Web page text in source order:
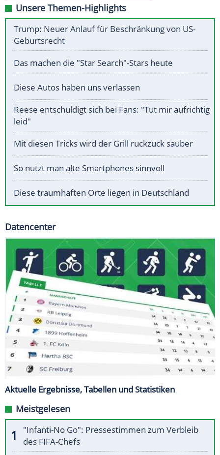
Unsere Themen-Highlights
Trump: Neuer Anlauf für Beschränkung von US-
Geburtsrecht
Das machen die "Star Search"-Stars heute
Diese Autos haben uns verlassen
Reese entschuldigt sich bei Fans: "Tut mir aufrichtig
leid"
Mit diesen Tricks wird der Grill ruckzuck sauber
So nutzt man alte Smartphones sinnvoll
Diese traumhaften Orte liegen in Deutschland
Datencenter
Aktuelle Ergebnisse, Tabellen und Statistiken
Meistgelesen
"Infanti-No Go": Pressestimmen zum Verbleib
des FIFA-Chefs